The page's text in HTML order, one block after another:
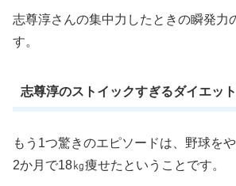
志尊淳さんの集中力したときの瞬発力
す。
志尊淳のストイックすぎるダイエッ
もう1つ驚きのエピソードは、野球を
2か月で18㎏痩せたということです。